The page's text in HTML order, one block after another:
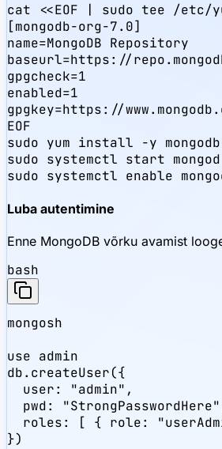
cat <<EOF | sudo tee /etc/
[mongodb-org-7.0]
name=MongoDB Repository
baseurl=https://
gpgcheck=1
enabled=1
gpgkey=https://
EOF
sudo yum install -y
sudo systemctl start mongod
sudo systemctl enable
Luba autentimine
Enne MongoDB võrku avamist
bash
mongosh
use admin
db.createUser({
  user: "admin",
pwd:
roles: [ { role:
})